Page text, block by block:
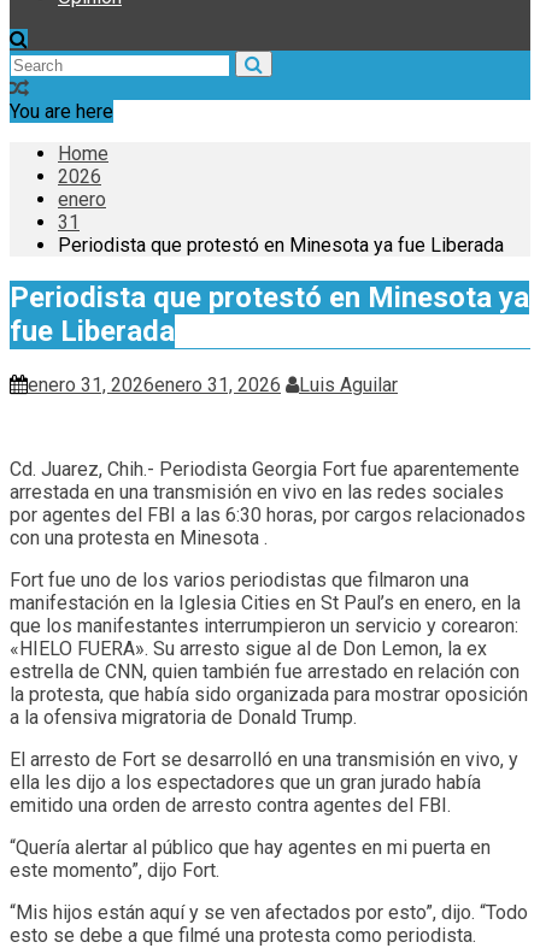
You are here
Home
2026
enero
31
Periodista que protestó en Minesota ya fue Liberada
Periodista que protestó en Minesota ya
fue Liberada
enero 31, 2026enero 31, 2026 Luis Aguilar
Cd. Juarez, Chih.- Periodista Georgia Fort fue aparentemente
arrestada en una transmisión en vivo en las redes sociales
por agentes del FBI a las 6:30 horas, por cargos relacionados
con una protesta en Minesota .
Fort fue uno de los varios periodistas que filmaron una
manifestación en la Iglesia Cities en St Paul’s en enero, en la
que los manifestantes interrumpieron un servicio y corearon:
«HIELO FUERA». Su arresto sigue al de Don Lemon, la ex
estrella de CNN, quien también fue arrestado en relación con
la protesta, que había sido organizada para mostrar oposición
a la ofensiva migratoria de Donald Trump.
El arresto de Fort se desarrolló en una transmisión en vivo, y
ella les dijo a los espectadores que un gran jurado había
emitido una orden de arresto contra agentes del FBI.
“Quería alertar al público que hay agentes en mi puerta en
este momento”, dijo Fort.
“Mis hijos están aquí y se ven afectados por esto”, dijo. “Todo
esto se debe a que filmé una protesta como periodista.